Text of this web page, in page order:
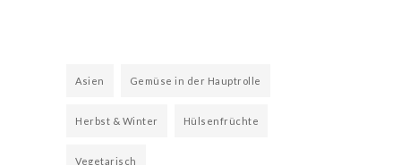
Asien Gemüse in der Hauptrolle
Herbst & Winter Hülsenfrüchte
Vegetarisch